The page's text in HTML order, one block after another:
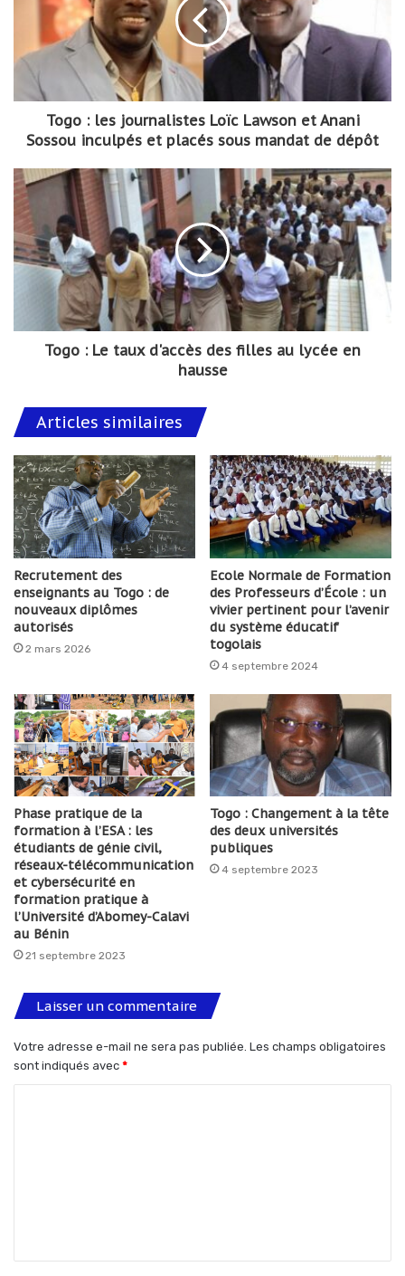
Togo : les journalistes Loïc Lawson et Anani
Sossou inculpés et placés sous mandat de dépôt
Togo : Le taux d'accès des filles au lycée en
hausse
Articles similaires
Recrutement des
enseignants au Togo : de
nouveaux diplômes
autorisés
2 mars 2026
Ecole Normale de Formation
des Professeurs d’École : un
vivier pertinent pour l’avenir
du système éducatif
togolais
4 septembre 2024
Phase pratique de la
formation à l’ESA : les
étudiants de génie civil,
réseaux-télécommunication
et cybersécurité en
formation pratique à
l’Université d’Abomey-Calavi
au Bénin
21 septembre 2023
Togo : Changement à la tête
des deux universités
publiques
4 septembre 2023
Laisser un commentaire
Votre adresse e-mail ne sera pas publiée. Les champs obligatoires
sont indiqués avec *
t